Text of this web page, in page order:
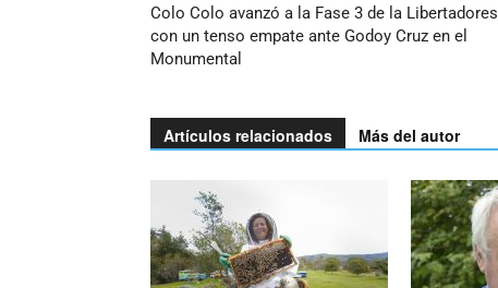
Colo Colo avanzó a la Fase 3 de la Libertadores
con un tenso empate ante Godoy Cruz en el
Monumental
Artículos relacionados Más del autor